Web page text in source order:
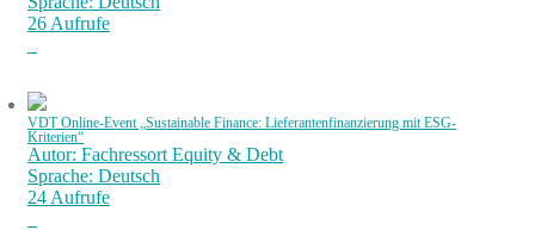
26 Aufrufe
VDT Online-Event „Sustainable Finance: Lieferantenfinanzierung mit ESG-
Kriterien“
Autor: Fachressort Equity & Debt
Sprache: Deutsch
24 Aufrufe